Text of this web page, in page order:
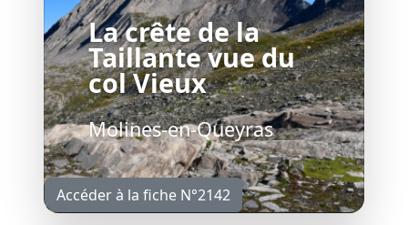
La crête de la
Taillante vue du
col Vieux
Molines-en-Queyras
Accéder à la fiche N°2142